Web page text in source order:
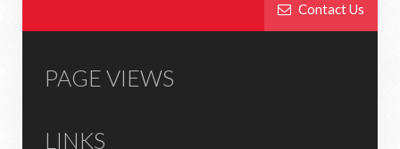
Contact Us
PAGE VIEWS
LINKS